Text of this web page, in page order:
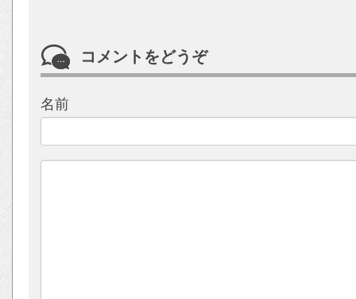
コメントをどうぞ
名前